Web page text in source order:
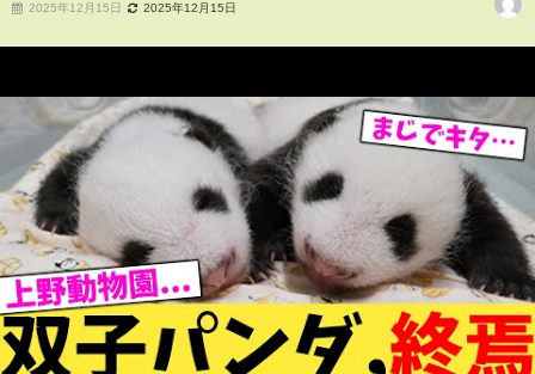
2025年12月15日 2025年12月15日